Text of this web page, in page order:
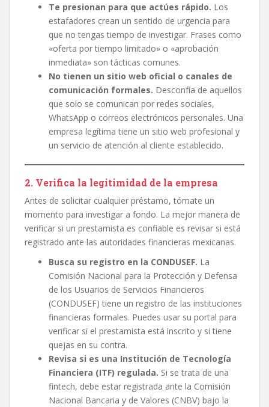
Te presionan para que actúes rápido. Los
estafadores crean un sentido de urgencia para
que no tengas tiempo de investigar. Frases como
«oferta por tiempo limitado» o «aprobación
inmediata» son tácticas comunes.
No tienen un sitio web oficial o canales de
comunicación formales. Desconfía de aquellos
que solo se comunican por redes sociales,
WhatsApp o correos electrónicos personales. Una
empresa legítima tiene un sitio web profesional y
un servicio de atención al cliente establecido.
2. Verifica la legitimidad de la empresa
Antes de solicitar cualquier préstamo, tómate un
momento para investigar a fondo. La mejor manera de
verificar si un prestamista es confiable es revisar si está
registrado ante las autoridades financieras mexicanas.
Busca su registro en la CONDUSEF. La
Comisión Nacional para la Protección y Defensa
de los Usuarios de Servicios Financieros
(CONDUSEF) tiene un registro de las instituciones
financieras formales. Puedes usar su portal para
verificar si el prestamista está inscrito y si tiene
quejas en su contra.
Revisa si es una Institución de Tecnología
Financiera (ITF) regulada. Si se trata de una
fintech, debe estar registrada ante la Comisión
Nacional Bancaria y de Valores (CNBV) bajo la